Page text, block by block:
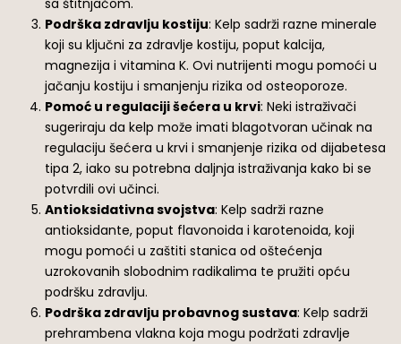
sa štitnjačom.
Podrška zdravlju kostiju: Kelp sadrži razne minerale
koji su ključni za zdravlje kostiju, poput kalcija,
magnezija i vitamina K. Ovi nutrijenti mogu pomoći u
jačanju kostiju i smanjenju rizika od osteoporoze.
Pomoć u regulaciji šećera u krvi: Neki istraživači
sugeriraju da kelp može imati blagotvoran učinak na
regulaciju šećera u krvi i smanjenje rizika od dijabetesa
tipa 2, iako su potrebna daljnja istraživanja kako bi se
potvrdili ovi učinci.
Antioksidativna svojstva: Kelp sadrži razne
antioksidante, poput flavonoida i karotenoida, koji
mogu pomoći u zaštiti stanica od oštećenja
uzrokovanih slobodnim radikalima te pružiti opću
podršku zdravlju.
Podrška zdravlju probavnog sustava: Kelp sadrži
prehrambena vlakna koja mogu podržati zdravlje